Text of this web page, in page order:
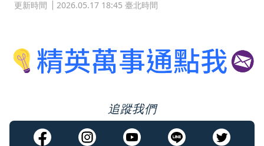
更新時間 2026.05.17 18:45 臺北時間
追蹤我們